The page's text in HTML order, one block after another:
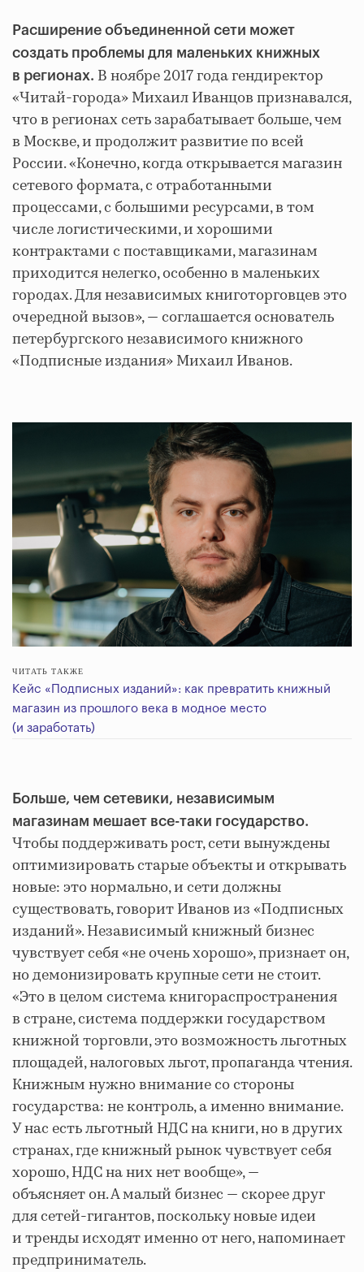
Расширение объединенной сети может
создать проблемы для маленьких книжных
в регионах. В ноябре 2017 года гендиректор
«Читай-города» Михаил Иванцов признавался,
что в регионах сеть зарабатывает больше, чем
в Москве, и продолжит развитие по всей
России. «Конечно, когда открывается магазин
сетевого формата, с отработанными
процессами, с большими ресурсами, в том
числе логистическими, и хорошими
контрактами с поставщиками, магазинам
приходится нелегко, особенно в маленьких
городах. Для независимых книготорговцев это
очередной вызов», — соглашается основатель
петербургского независимого книжного
«Подписные издания» Михаил Иванов.
ЧИТАТЬ ТАКЖЕ
Кейс «Подписных изданий»: как превратить книжный
магазин из прошлого века в модное место
(и заработать)
Больше, чем сетевики, независимым
магазинам мешает все-таки государство.
Чтобы поддерживать рост, сети вынуждены
оптимизировать старые объекты и открывать
новые: это нормально, и сети должны
существовать, говорит Иванов из «Подписных
изданий». Независимый книжный бизнес
чувствует себя «не очень хорошо», признает он,
но демонизировать крупные сети не стоит.
«Это в целом система книгораспространения
в стране, система поддержки государством
книжной торговли, это возможность льготных
площадей, налоговых льгот, пропаганда чтения.
Книжным нужно внимание со стороны
государства: не контроль, а именно внимание.
У нас есть льготный НДС на книги, но в других
странах, где книжный рынок чувствует себя
хорошо, НДС на них нет вообще», —
объясняет он. А малый бизнес — скорее друг
для сетей-гигантов, поскольку новые идеи
и тренды исходят именно от него, напоминает
предприниматель.